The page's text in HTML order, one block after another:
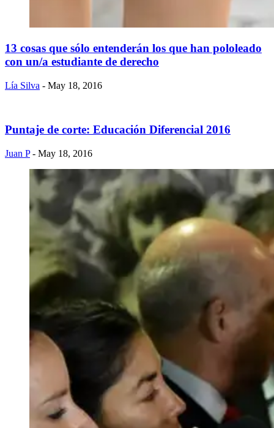
13 cosas que sólo entenderán los que han pololeado
con un/a estudiante de derecho
Lía Silva - May 18, 2016
Puntaje de corte: Educación Diferencial 2016
Juan P - May 18, 2016